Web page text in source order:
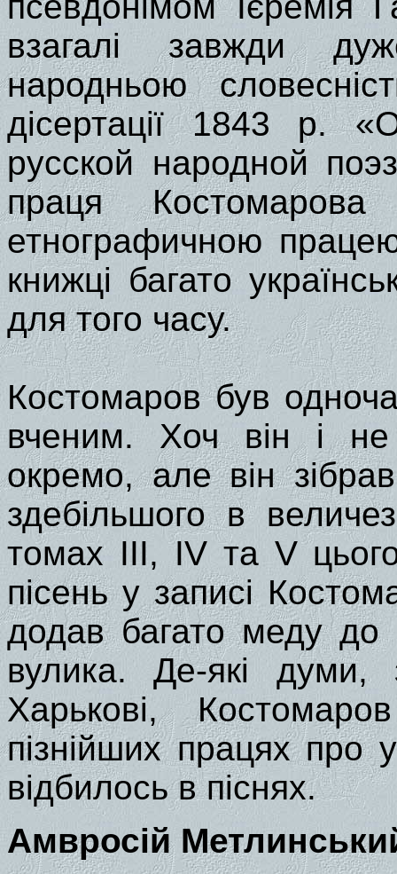
взагалі завжди
народньою
дісертації 1843 р.
русской народной
праця
етнографичною
книжці багато
для того часу.
Костомаров був
вченим. Хоч він і не
окремо, але він
здебільшого в
томах III, IV та V
пісень у записі
додав багато меду до
вулика. Де-які
Харькові,
пізнійших працях про
відбилось в піснях.
Амвросій